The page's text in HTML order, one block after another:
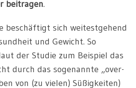
beitragen.
beschäftigt sich weitestgehend
und Gewicht. So
der Studie zum Beispiel das
durch das sogenannte „over-
von (zu vielen) Süßigkeiten)